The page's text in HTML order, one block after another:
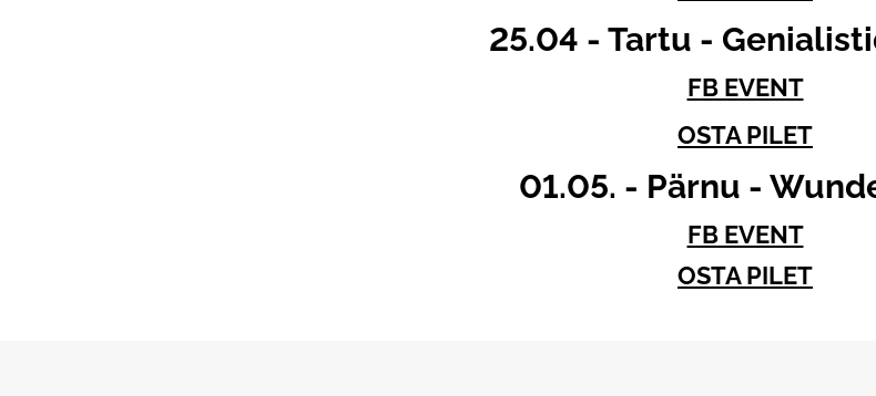
25.04 - Tartu -
FB EVENT
OSTA PILET
01.05. - Pärnu -
FB EVENT
OSTA PILET